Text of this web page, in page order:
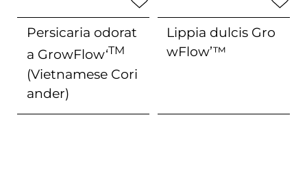
Persicaria odorat
a GrowFlow‘TM
(Vietnamese Cori
ander)
Lippia dulcis Gro
wFlow’™